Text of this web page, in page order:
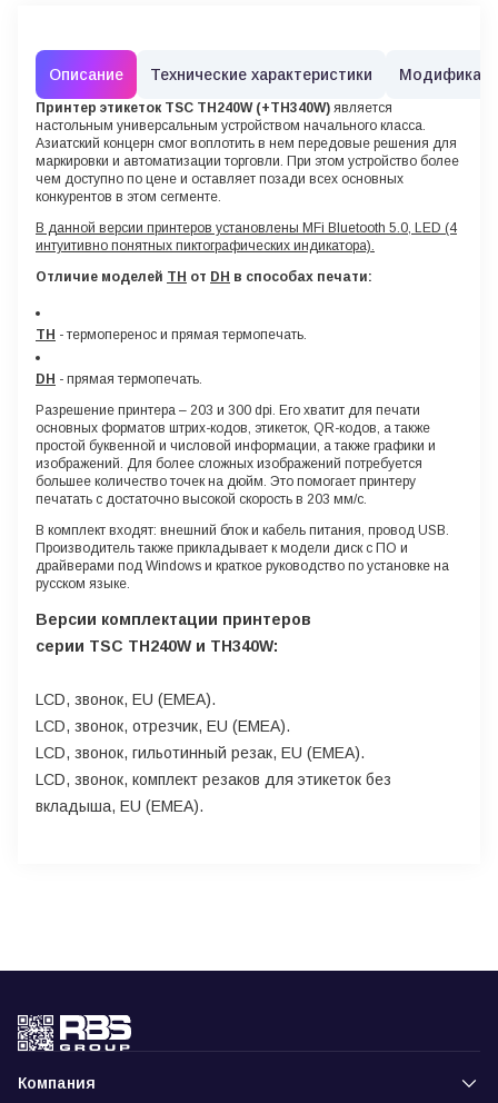
Описание Технические характеристики
Принтер этикеток TSC TH240W (+TH340W) является
настольным универсальным устройством начального класса.
Азиатский концерн смог воплотить в нем передовые решения для
маркировки и автоматизации торговли. При этом устройство более
чем доступно по цене и оставляет позади всех основных
конкурентов в этом сегменте.
В данной версии принтеров установлены MFi Bluetooth 5.0, LED (4
интуитивно понятных пиктографических индикатора).
Отличие моделей TH от DH в способах печати:
TH - термоперенос и прямая термопечать.
DH - прямая термопечать.
Разрешение принтера – 203 и 300 dpi. Его хватит для печати
основных форматов штрих-кодов, этикеток, QR-кодов, а также
простой буквенной и числовой информации, а также графики и
изображений. Для более сложных изображений потребуется
большее количество точек на дюйм. Это помогает принтеру
печатать с достаточно высокой скорость в 203 мм/с.
В комплект входят: внешний блок и кабель питания, провод USB.
Производитель также прикладывает к модели диск с ПО и
драйверами под Windows и краткое руководство по установке на
русском языке.
Версии комплектации принтеров
серии TSC TH240W и TH340W:
LCD, звонок, EU (EMEA).
LCD, звонок, отрезчик, EU (EMEA).
LCD, звонок, гильотинный резак, EU (EMEA).
LCD, звонок, комплект резаков для этикеток без
вкладыша, EU (EMEA).
Компания